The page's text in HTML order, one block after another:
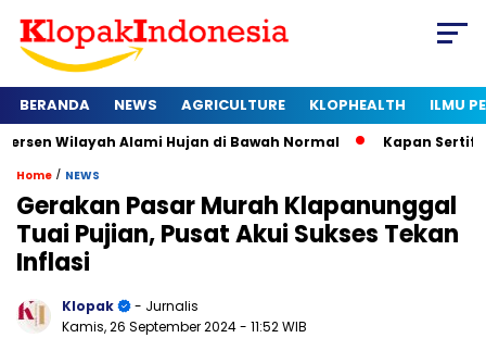
BERANDA NEWS AGRICULTURE KLOPHEALTH ILMU
Alami Hujan di Bawah Normal Kapan Sertifikat Halal
Home / NEWS
Gerakan Pasar Murah Klapanunggal
Tuai Pujian, Pusat Akui Sukses Tekan
Inflasi
Klopak
- Jurnalis
Kamis, 26 September 2024- 11:52 WIB